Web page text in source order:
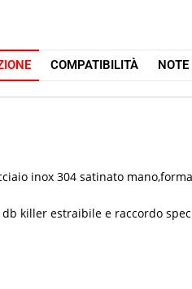
COMPATIBILITÀ NOTE
inox 304 satinato
killer estraibile e raccordo